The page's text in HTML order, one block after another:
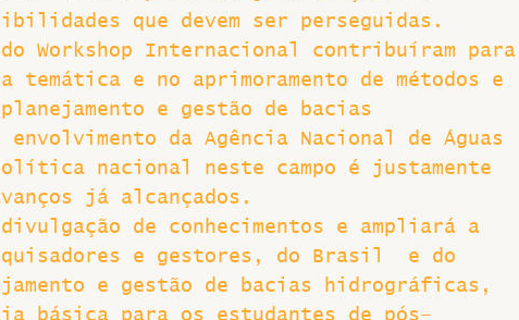
que devem ser perseguidas.
Workshop Internacional contribuíram para
temática e no aprimoramento de métodos e
e gestão de bacias
da Agência Nacional de Águas
nacional neste campo é justamente
já alcançados.
de conhecimentos e ampliará a
e gestores, do Brasil  e do
e gestão de bacias hidrográficas,
básica para os estudantes de pós–